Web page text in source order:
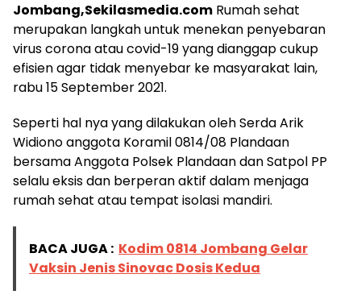
Jombang,Sekilasmedia.com Rumah sehat
merupakan langkah untuk menekan penyebaran
virus corona atau covid-19 yang dianggap cukup
efisien agar tidak menyebar ke masyarakat lain,
rabu 15 September 2021.
Seperti hal nya yang dilakukan oleh Serda Arik
Widiono anggota Koramil 0814/08 Plandaan
bersama Anggota Polsek Plandaan dan Satpol PP
selalu eksis dan berperan aktif dalam menjaga
rumah sehat atau tempat isolasi mandiri.
BACA JUGA : Kodim 0814 Jombang Gelar
Vaksin Jenis Sinovac Dosis Kedua